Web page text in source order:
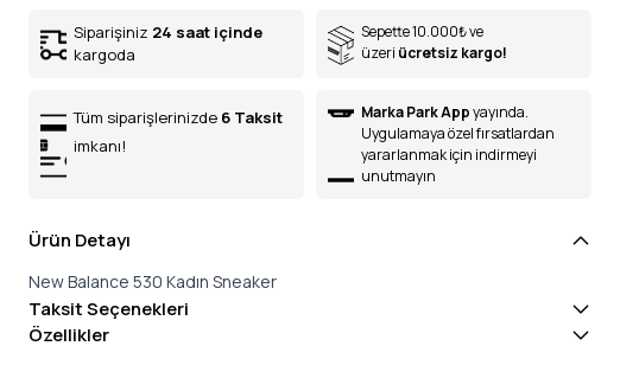
Siparişiniz 24 saat içinde
kargoda
Sepette 10.000₺ve
üzeri ücretsiz kargo!
Tüm siparişlerinizde 6 Taksit
imkanı!
Marka Park Appyayında.
Uygulamaya özel fırsatlardan
yararlanmak için indirmeyi
unutmayın
Ürün Detayı
New Balance 530 Kadın Sneaker
Taksit Seçenekleri
Özellikler